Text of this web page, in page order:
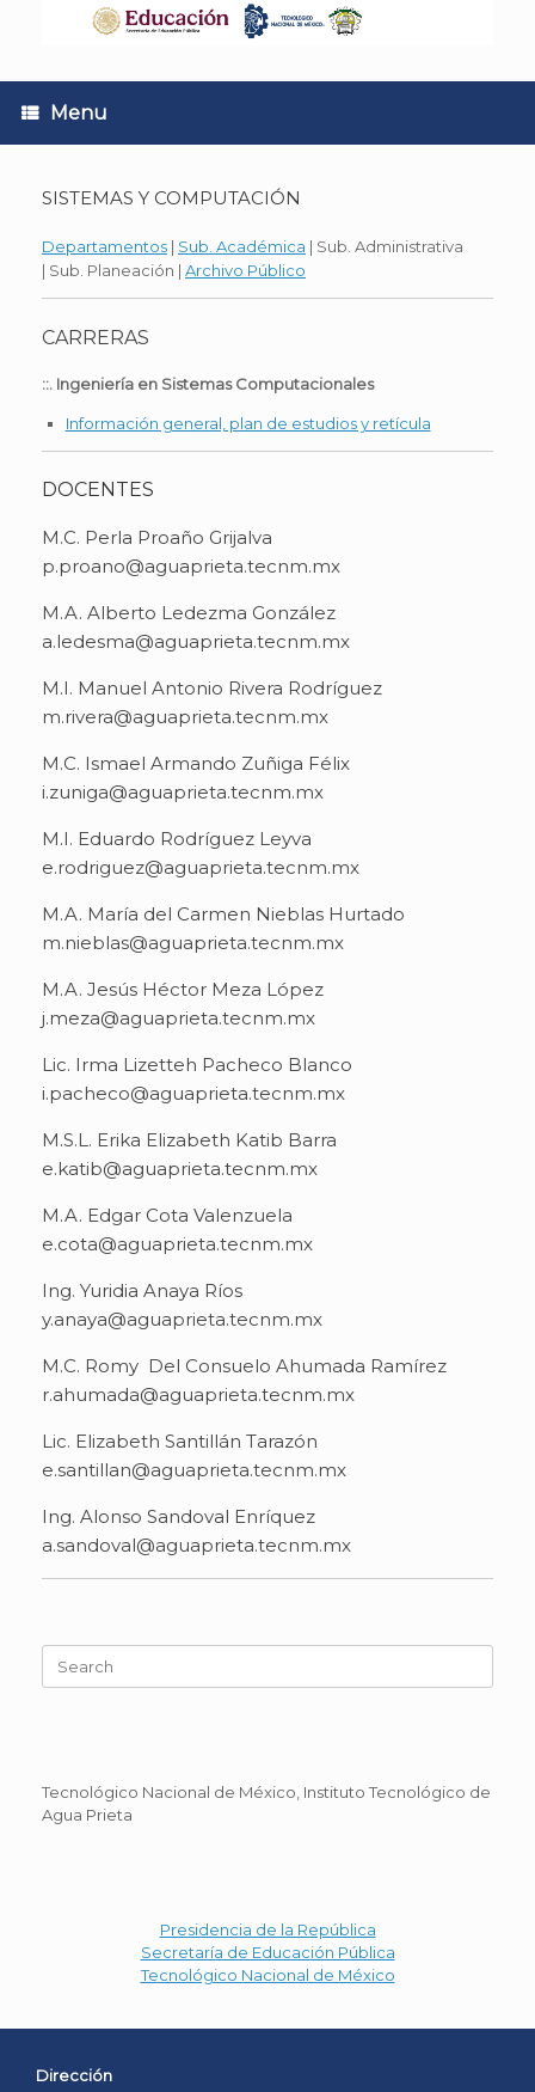
Menu
SISTEMAS Y COMPUTACIÓN
Departamentos | Sub. Académica | Sub. Administrativa
| Sub. Planeación | Archivo Público
CARRERAS
::. Ingeniería en Sistemas Computacionales
Información general, plan de estudios y retícula
DOCENTES
M.C. Perla Proaño Grijalva
p.proano@aguaprieta.tecnm.mx
M.A. Alberto Ledezma González
a.ledesma@aguaprieta.tecnm.mx
M.I. Manuel Antonio Rivera Rodríguez
m.rivera@aguaprieta.tecnm.mx
M.C. Ismael Armando Zuñiga Félix
i.zuniga@aguaprieta.tecnm.mx
M.I. Eduardo Rodríguez Leyva
e.rodriguez@aguaprieta.tecnm.mx
M.A. María del Carmen Nieblas Hurtado
m.nieblas@aguaprieta.tecnm.mx
M.A. Jesús Héctor Meza López
j.meza@aguaprieta.tecnm.mx
Lic. Irma Lizetteh Pacheco Blanco
i.pacheco@aguaprieta.tecnm.mx
M.S.L. Erika Elizabeth Katib Barra
e.katib@aguaprieta.tecnm.mx
M.A. Edgar Cota Valenzuela
e.cota@aguaprieta.tecnm.mx
Ing. Yuridia Anaya Ríos
y.anaya@aguaprieta.tecnm.mx
M.C. Romy Del Consuelo Ahumada Ramírez
r.ahumada@aguaprieta.tecnm.mx
Lic. Elizabeth Santillán Tarazón
e.santillan@aguaprieta.tecnm.mx
Ing. Alonso Sandoval Enríquez
a.sandoval@aguaprieta.tecnm.mx
for:
Tecnológico Nacional de México, Instituto Tecnológico de
Agua Prieta
Presidencia de la República
Secretaría de Educación Pública
Tecnológico Nacional de México
Dirección